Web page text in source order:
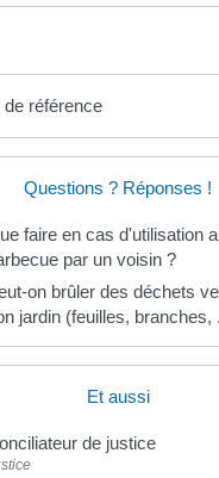
de référence
Questions ? Réponses !
faire en cas d'utilisation
par un voisin ?
on brûler des déchets
jardin (feuilles, branches,
Et aussi
de justice